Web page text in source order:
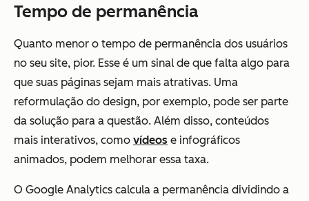
Tempo de permanência
Quanto menor o tempo de permanência dos usuários
no seu site, pior. Esse é um sinal de que falta algo para
que suas páginas sejam mais atrativas. Uma
reformulação do design, por exemplo, pode ser parte
da solução para a questão. Além disso, conteúdos
mais interativos, como vídeos e infográficos
animados, podem melhorar essa taxa.
O Google Analytics calcula a permanência dividindo a